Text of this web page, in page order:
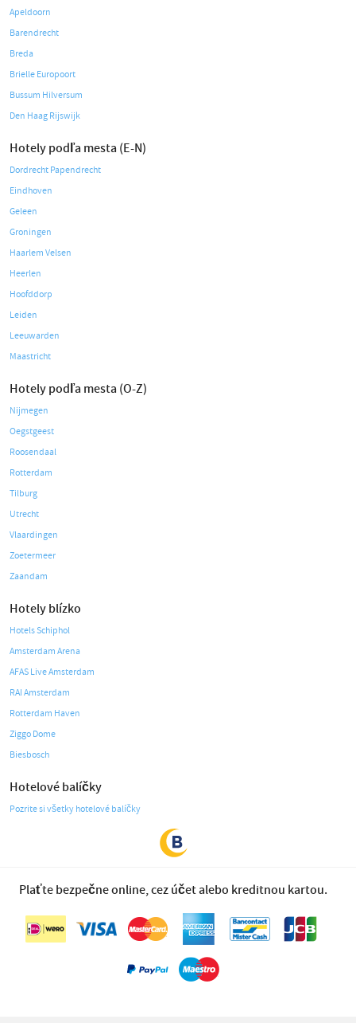
Apeldoorn
Barendrecht
Breda
Brielle Europoort
Bussum Hilversum
Den Haag Rijswijk
Hotely podľa mesta (E-N)
Dordrecht Papendrecht
Eindhoven
Geleen
Groningen
Haarlem Velsen
Heerlen
Hoofddorp
Leiden
Leeuwarden
Maastricht
Hotely podľa mesta (O-Z)
Nijmegen
Oegstgeest
Roosendaal
Rotterdam
Tilburg
Utrecht
Vlaardingen
Zoetermeer
Zaandam
Hotely blízko
Hotels Schiphol
Amsterdam Arena
AFAS Live Amsterdam
RAI Amsterdam
Rotterdam Haven
Ziggo Dome
Biesbosch
Hotelové balíčky
Pozrite si všetky hotelové balíčky
Plaťte bezpečne online, cez účet alebo kreditnou kartou.